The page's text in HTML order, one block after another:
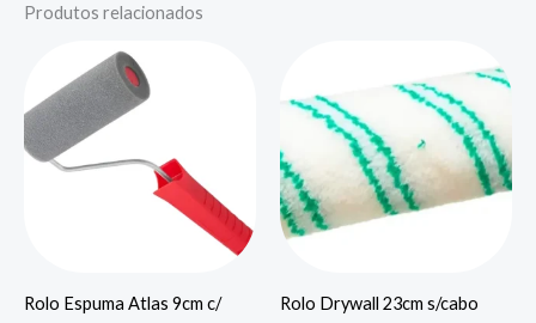
Produtos relacionados
Rolo Espuma Atlas 9cm c/
Rolo Drywall 23cm s/cabo